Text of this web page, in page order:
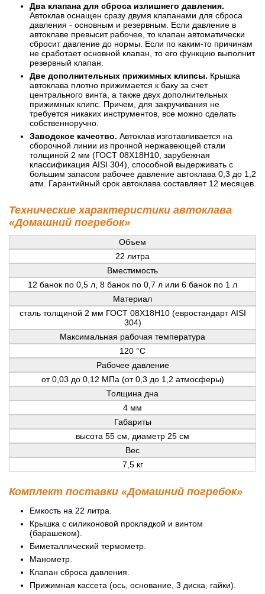
Два клапана для сброса излишнего давления.
Автоклав оснащен сразу двумя клапанами для сброса
давления - основным и резервным. Если давление в
автоклаве превысит рабочее, то клапан автоматически
сбросит давление до нормы. Если по каким-то причинам
не сработает основной клапан, то его функцию выполнит
резервный клапан.
Две дополнительных прижимных клипсы. Крышка
автоклава плотно прижимается к баку за счет
центрального винта, а также двух дополнительных
прижимных клипс. Причем, для закручивания не
требуется никаких инструментов, все можно сделать
собственноручно.
Заводское качество. Автоклав изготавливается на
сборочной линии из прочной нержавеющей стали
толщиной 2 мм (ГОСТ 08Х18Н10, зарубежная
классификация AISI 304), способной выдерживать с
большим запасом рабочее давление автоклава 0,3 до 1,2
атм. Гарантийный срок автоклава составляет 12 месяцев.
Технические характеристики автоклава
«Домашний погребок»
Объем
22 литра
Вместимость
12 банок по 0,5 л, 8 банок по 0,7 л или 6 банок по 1 л
Материал
сталь толщиной 2 мм ГОСТ 08Х18Н10 (евростандарт AISI
304)
Максимальная рабочая температура
120 °С
Рабочее давление
от 0,03 до 0,12 МПа (от 0,3 до 1,2 атмосферы)
Толщина дна
4 мм
Габариты
высота 55 см, диаметр 25 см
Вес
7,5 кг
Комплект поставки «Домашний погребок»
Емкость на 22 литра.
Крышка с силиконовой прокладкой и винтом
(барашеком).
Биметаллический термометр.
Манометр.
Клапан сброса давления.
Прижимная кассета (ось, основание, 3 диска, гайки).